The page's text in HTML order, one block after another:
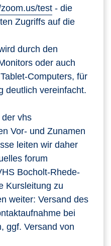
test - die
Zugriffs auf die
durch den
oder auch
Computers, für
deutlich vereinfacht.
der vhs
Vor- und Zunamen
leiten wir daher
forum
Bocholt-Rhede-
Kursleitung zu
weiter: Versand des
bei
ggf. Versand von